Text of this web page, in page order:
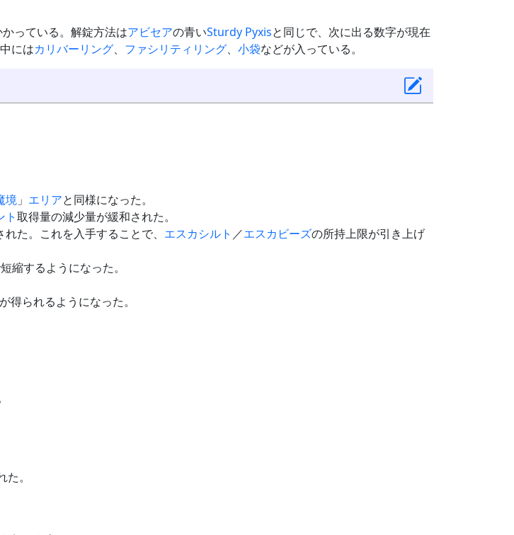
っている。解錠方法はアビセアの青いSturdy Pyxisと同じで、次に出る数字が現在
にはカリバーリング、 ファシリティリング、 小袋などが入っている。
境 」 エリアと同様になった。
ト取得量の減少量が緩和された。
れた。これを入手することで、 エスカシルト ／エスカビーズの所持上限が引き上げ
縮するようになった。
が得られるようになった。
。